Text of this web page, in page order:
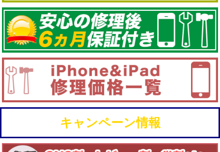
キャンペーン情報